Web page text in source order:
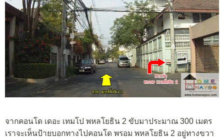
จากคอนโด เดอะ เทมโป พหลโยธิน 2 ขับมาประมาณ 300 เมตร
เราจะเห็นป้ายบอกทางไปคอนโด พรอม พหลโยธิน 2 อยู่ทางขวา